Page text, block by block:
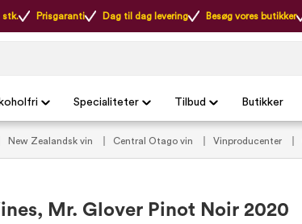
stk. Prisgaranti Dag til dag levering Besøg vores butikker
Specialiteter Tilbud Butikker
New Zealandsk vin Central Otago vin Vinproducenter
Mr. Glover Pinot Noir 2020